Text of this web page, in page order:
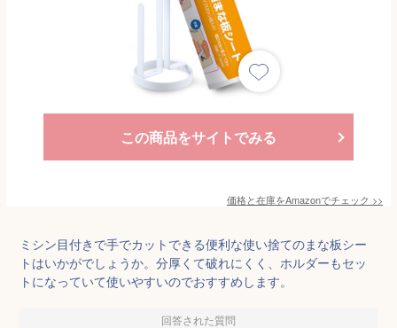
この商品をサイトでみる
価格と在庫をAmazonでチェック >>
ミシン目付きで手でカットできる便利な使い捨てのまな板シー
トはいかがでしょうか。分厚くて破れにくく、ホルダーもセッ
トになっていて使いやすいのでおすすめします。
回答された質問